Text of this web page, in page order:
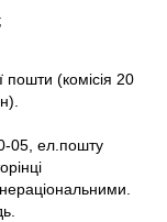
пошти (комісія 20
05, ел.пошту